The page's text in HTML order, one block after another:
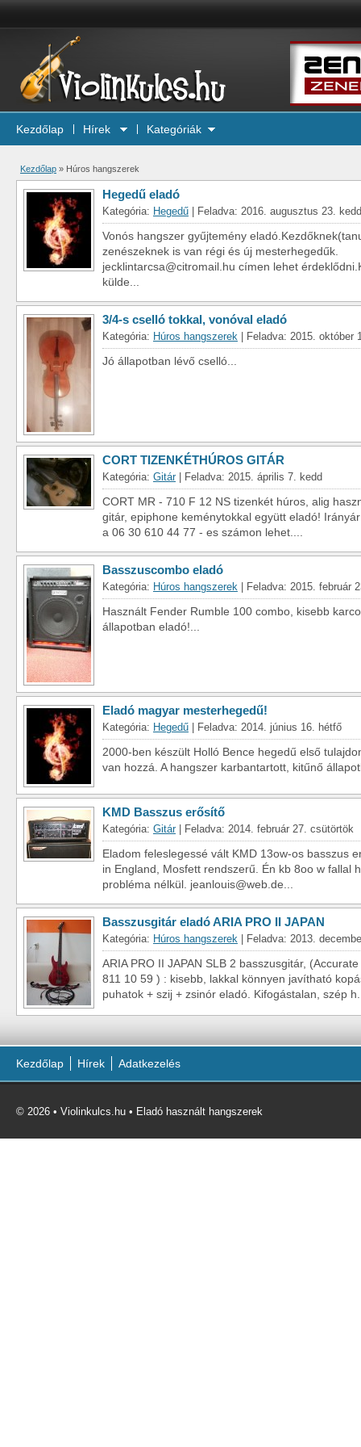
Kezdőlap Hírek Kategóriák
Kezdőlap » Húros hangszerek
Hegedű eladó
Kategória: Hegedű | Feladva: 2016. augusztus 23. kedd
Vonós hangszer gyűjtemény
zenészeknek is van régi és új mesterhegedűk.
jecklintarcsa@citromail.hu címen lehet
külde...
3/4-s cselló tokkal, vonóval eladó
Kategória: Húros hangszerek | Feladva: 2015. október
Jó állapotban lévő cselló...
CORT TIZENKÉTHÚROS GITÁR
Kategória: Gitár| Feladva: 2015. április 7. kedd
CORT MR - 710 F 12 NS tizenkét húros, alig
gitár, epiphone keménytokkal együtt eladó!
a 06 30 610 44 77 - es számon lehet....
Basszuscombo eladó
Kategória: Húros hangszerek | Feladva: 2015. február
Használt Fender Rumble 100 combo, kisebb
állapotban eladó!...
Eladó magyar mesterhegedű!
Kategória: Hegedű | Feladva: 2014. június 16. hétfő
2000-ben készült Holló Bence hegedű első
van hozzá. A hangszer karbantartott, kitűnő
KMD Basszus erősítő
Kategória: Gitár| Feladva: 2014. február 27. csütörtök
Eladom feleslegessé vált KMD 13ow-os basszus
in England, Mosfett rendszerű. Én kb 8oo w fallal
probléma nélkül. jeanlouis@web.de...
Basszusgitár eladó ARIA PRO II JAPAN
Kategória: Húros hangszerek | Feladva: 2013.
ARIA PRO II JAPAN SLB 2 basszusgitár,
811 10 59 ) : kisebb, lakkal könnyen javítható
puhatok + szij + zsinór eladó. Kifogástalan, szép
Kezdőlap Hírek Adatkezelés
© 2026 • Violinkulcs.hu • Eladó használt hangszerek